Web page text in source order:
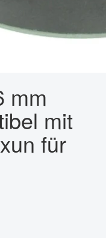
mm
mit
für